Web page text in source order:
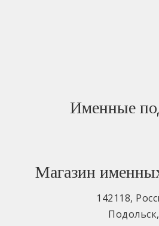
Именные
Магазин
142118,
Подольск,